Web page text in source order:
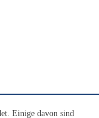
Einige davon sind